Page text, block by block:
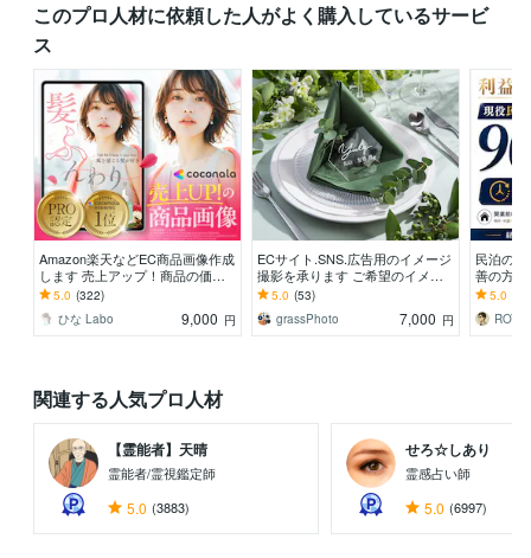
このプロ人材に依頼した人がよく購入しているサービ
ス
Amazon楽天などEC商品画像作成
します 売上アップ！商品の価値
を引き出し伝える売れる商品画像
5.0 (322)
ひな Labo
9,000 円
ECサイト.SNS.広告用のイメージ
撮影を承ります ご希望のイメー
ジを出来る限り作り込みます。
5.0 (53)
grassPhoto
7,000 円
民泊の
善の方
ーナー
0物件以
5.0
関連する人気プロ人材
【霊能者】天晴
霊能者/霊視鑑定師
5.0 (3883)
せろ☆しあり
霊感占い師
5.0 (6997)